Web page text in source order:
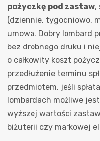
pożyczkę pod zastaw,
(dziennie, tygodniowo,
umowa. Dobry lombard
bez drobnego druku i
o całkowity koszt
przedłużenie terminu
przedmiotem, jeśli
lombardach możliwe
wyższej wartości
biżuterii czy markowej